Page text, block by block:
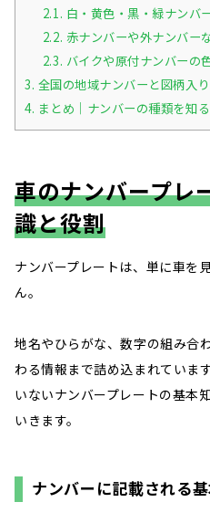
2.1. 白・黄色・黒・緑ナンバ
2.2. 赤ナンバーや外ナンバー
2.3. バイクや原付ナンバーの
3. 全国の地域ナンバーと図柄入
4. まとめ｜ナンバーの種類を知
車のナンバープレ
識と役割
ナンバープレートは、単に車を
ん。
地名やひらがな、数字の組み合
わる情報まで詰め込まれていま
いないナンバープレートの基本
いきます。
ナンバーに記載される